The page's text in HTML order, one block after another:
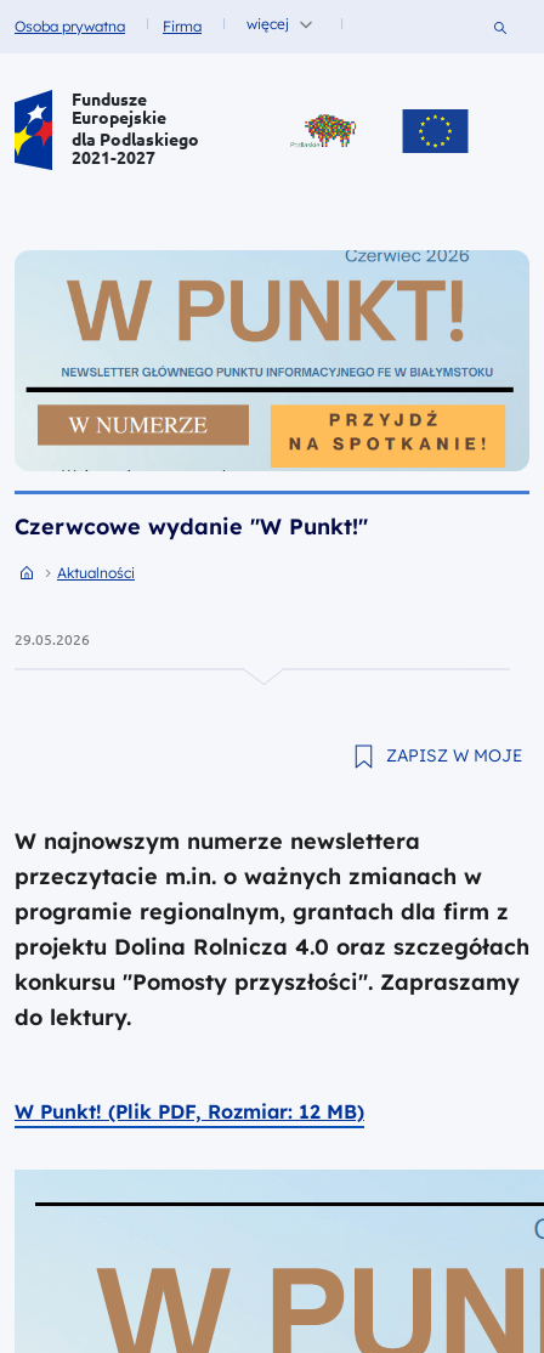
Fundusze dla
Osoba prywatna Fundusze dla
Firma więcej
Portal Funduszy Europejskich
Fundusze
Europejskie
dla Podlaskiego
2021-2027
Czerwcowe wydanie "W Punkt!"
Przejdź do strony głównej portalu
AktualnościPrzejdź do Aktualności
29.05.2026
ZAPISZ W MOJE
W najnowszym numerze newslettera
przeczytacie m.in. o ważnych zmianach w
programie regionalnym, grantach dla firm z
projektu Dolina Rolnicza 4.0 oraz szczegółach
konkursu "Pomosty przyszłości". Zapraszamy
do lektury.
W Punkt! (Plik PDF, Rozmiar: 12 MB)